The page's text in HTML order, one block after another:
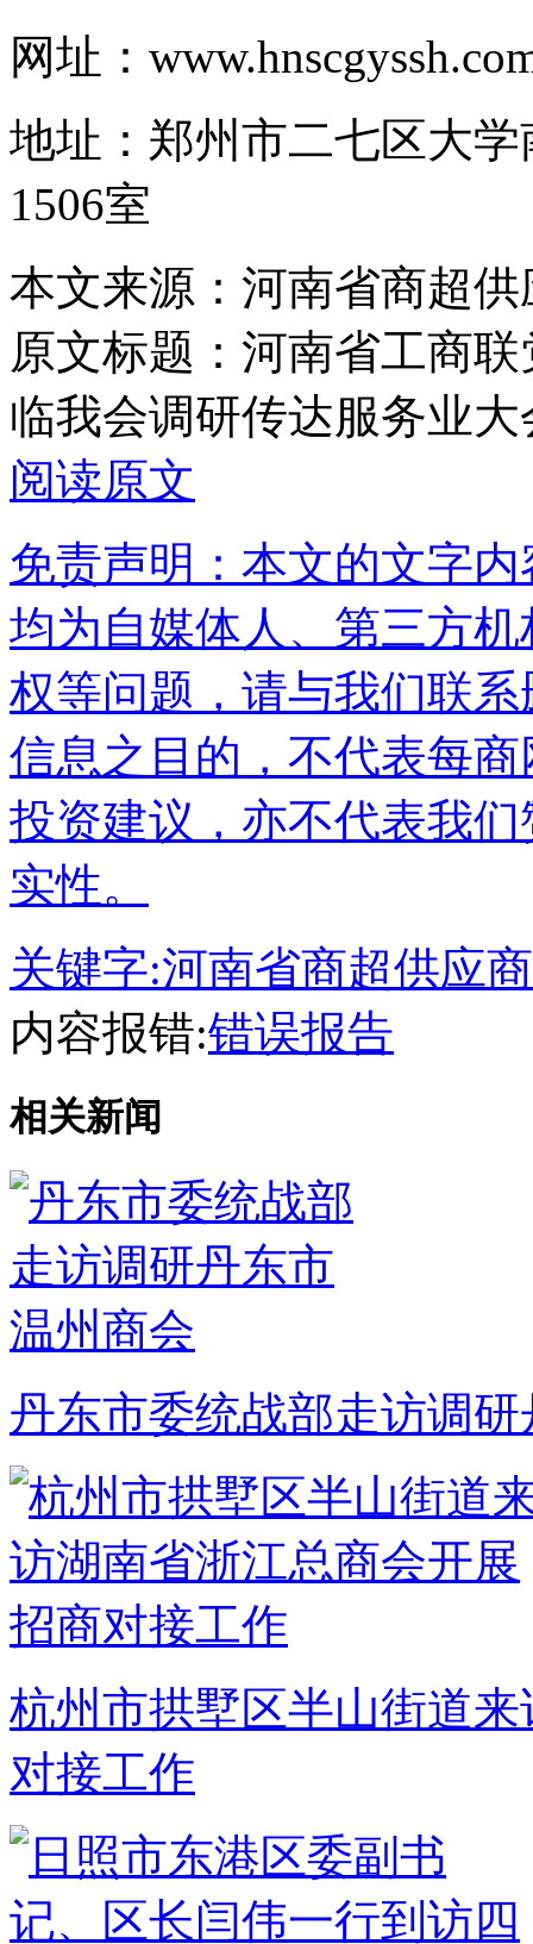
网址：
地址：郑州市二七区大
1506室
本文来源：河南省商超
原文标题： 河南省工商
临我会调研传达服务业大
阅读原文
免责声明：本文的文字
均为自媒体人、第三方
权等问题，请与我们联
信息之目的，不代表每
投资建议，亦不代表我
实性。
关键字:河南省商超供应
内容报错:错误报告
相关新闻
丹东市委统战部走访调
杭州市拱墅区半山街道
对接工作